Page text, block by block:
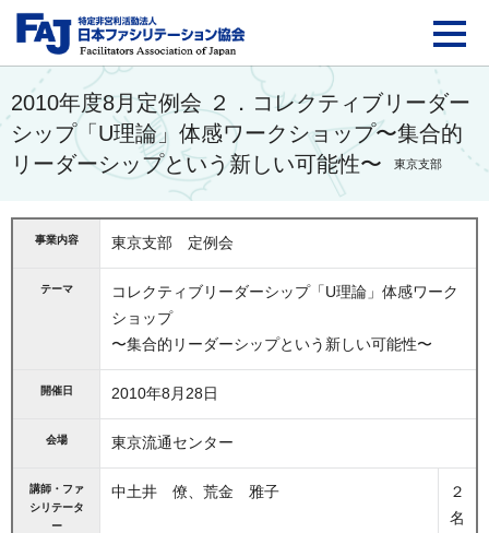
FAJ：特定非営利活動
2010年度8月定例会 ２．コレクティブリーダー
シップ「U理論」体感ワークショップ〜集合的
リーダーシップという新しい可能性〜
東京支部
事業内容 東京支部 定例会
テーマ
コレクティブリーダーシップ「U理論」体感ワーク
ショップ
〜集合的リーダーシップという新しい可能性〜
開催日 2010年8月28日
会場 東京流通センター
講師・ファ
シリテータ
ー
中土井 僚、荒金 雅子
２
名